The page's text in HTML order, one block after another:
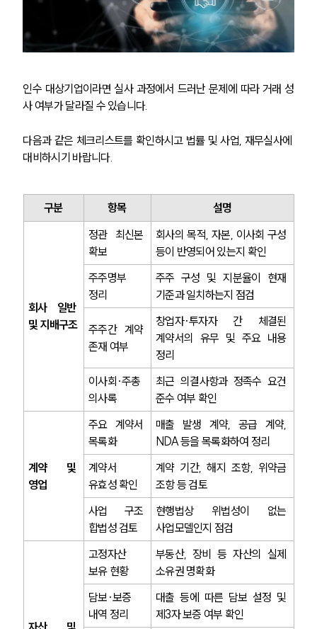
SERVICES
기업법무그룹 업무
전체
PROFESSIONALS
기업전문변호사
ABOUT
그룹소개
대륜의 강점
기업의뢰인을 위한 장점
업무협력·법률자문 기업
오시는 길
글로벌 파트너 로펌
고객의 소리
통합검색
AI대륜
인수 대상기업이라면 실사 과정에서 드러난 문제에 따라 거래 성
사 여부가 달라질 수 있습니다.
다음과 같은 체크리스트를 확인하시고 법률 및 사업, 재무실사에
대비하시기 바랍니다.
구분 항목 설명
회사 일반
및 지배구조
정관 최신본
확보
회사의 목적, 자본, 이사회 구성
등이 반영되어 있는지 확인
주주명부
정리
주주 구성 및 지분율이 현재
기준과 일치하는지 점검
주주간 계약
존재 여부
창업자·투자자 간 체결된
계약서의 유무 및 주요 내용
정리
이사회·주총
의사록
최근 의결사항과 정족수 요건
준수 여부 확인
계약 및
영업
주요 계약서
목록화
매출 발생 계약, 공급 계약,
NDA 등을 목록화하여 정리
계약서
유효성 확인
계약 기간, 해지 조항, 위약금
조항 등 검토
사업 구조
합법성 검토
현행법상 위법성이 없는
사업모델인지 점검
고정자산
보유 현황
부동산, 장비 등 자산의 실제
소유권 명확화
담보·보증
내역 정리
대출 등에 따른 담보 설정 및
제3자 보증 여부 확인